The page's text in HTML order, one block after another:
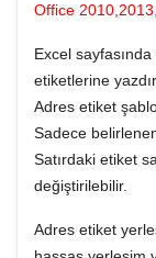
Office
Excel
etiketlerine
Adres etiket
Sadece
Satırdaki etiket
değiştirilebilir.
Adres etiket